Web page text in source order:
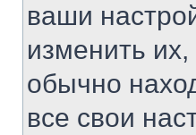
ваши
изменить
обычно
все свои